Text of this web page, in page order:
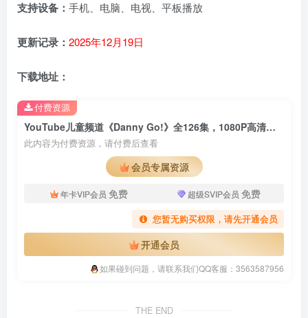
支持设备： 手机、电脑、电视、平板播放
更新记录： 2025年12月19日
下载地址：
YouTube儿童频道《Danny Go!》全126集，1080P高清视频带英文字幕，百度云网盘下载！
此内容为付费资源，请付费后查看
会员专属资源
年卡VIP会员 免费 超级SVIP会员 免费
您暂无购买权限，请先开通会员
开通会员
如果碰到问题，请联系我们QQ客服：3563587956
付费资源
THE END